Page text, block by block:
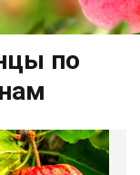
по